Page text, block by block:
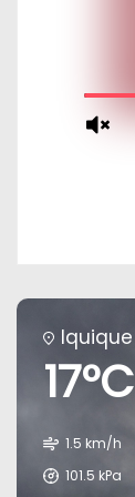
Iquique
17°C
1.5 km/h
101.5 kPa